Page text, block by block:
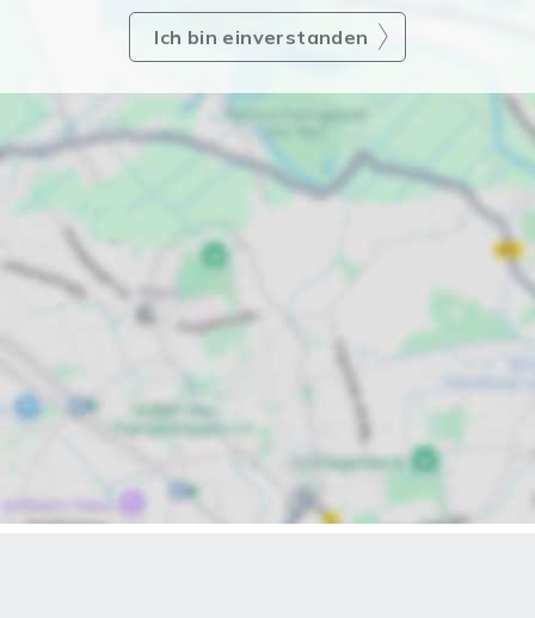
Ich bin einverstanden